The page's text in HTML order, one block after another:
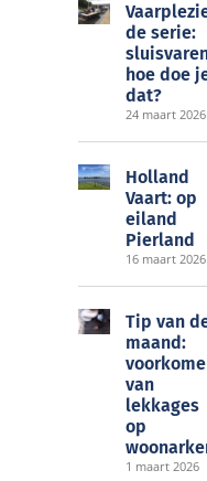
de serie:
hoe doe
dat?
24 maart 2026
Holland
Vaart: op
eiland
Pierland
16 maart 2026
Tip van
maand:
van
lekkages
op
1 maart 2026